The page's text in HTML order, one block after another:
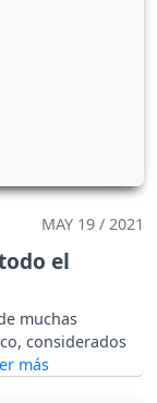
MAY 19 / 2021
el
muchas
considerados